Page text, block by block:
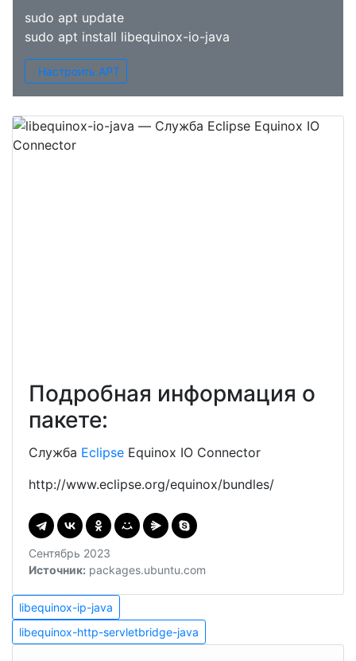
sudo apt update
sudo apt install libequinox-io-java
Настроить APT
Подробная информация о
пакете:
Служба Eclipse Equinox IO Connector
http://www.eclipse.org/equinox/bundles/
Сентябрь 2023
Источник: packages.ubuntu.com
Навигация
по
libequinox-
ip-
java
libequinox-ip-java
libequinox-
http-
libequinox-http-servletbridge-java